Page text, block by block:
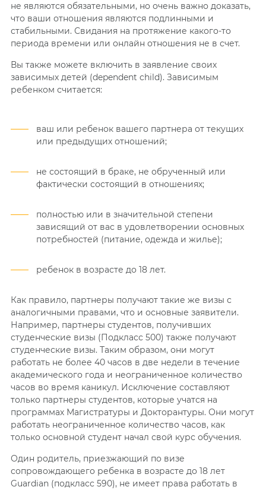
не являются обязательными, но очень важно доказать,
что ваши отношения являются подлинными и
стабильными. Свидания на протяжение какого-то
периода времени или онлайн отношения не в счет.
Вы также можете включить в заявление своих
зависимых детей (dependent child). Зависимым
ребенком считается:
ваш или ребенок вашего партнера от текущих
или предыдущих отношений;
не состоящий в браке, не обрученный или
фактически состоящий в отношениях;
полностью или в значительной степени
зависящий от вас в удовлетворении основных
потребностей (питание, одежда и жилье);
ребенок в возрасте до 18 лет.
Как правило, партнеры получают такие же визы с
аналогичными правами, что и основные заявители.
Например, партнеры студентов, получивших
студенческие визы (Подкласс 500) также получают
студенческие визы. Таким образом, они могут
работать не более 40 часов в две недели в течение
академического года и неограниченное количество
часов во время каникул. Исключение составляют
только партнеры студентов, которые учатся на
программах Магистратуры и Докторантуры. Они могут
работать неограниченное количество часов, как
только основной студент начал свой курс обучения.
Один родитель, приезжающий по визе
сопровождающего ребенка в возрасте до 18 лет
Guardian (подкласс 590), не имеет права работать в